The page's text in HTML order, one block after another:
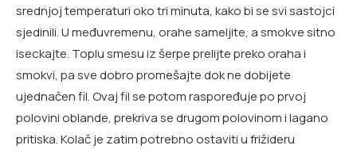
srednjoj temperaturi oko tri minuta, kako bi se svi sastojci
sjedinili. U međuvremenu, orahe sameljite, a smokve sitno
iseckajte. Toplu smesu iz šerpe prelijte preko oraha i
smokvi, pa sve dobro promešajte dok ne dobijete
ujednačen fil. Ovaj fil se potom raspoređuje po prvoj
polovini oblande, prekriva se drugom polovinom i lagano
pritiska. Kolač je zatim potrebno ostaviti u frižideru